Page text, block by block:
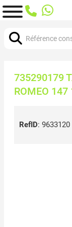
735290179
ROMEO
RefID: 9633120